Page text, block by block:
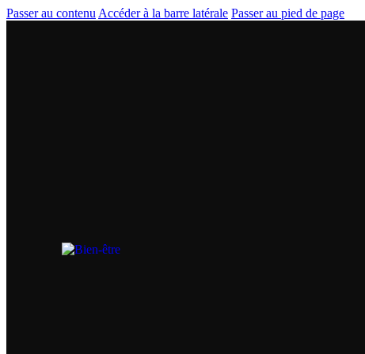
Passer au contenu Accéder à la barre latérale Passer au pied de page